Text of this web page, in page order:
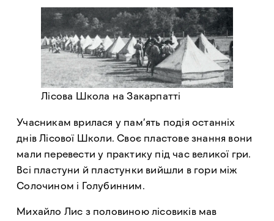
Лісова Школа на Закарпатті
Учасникам врилася у пам’ять подія останніх
днів Лісової Школи. Своє пластове знання вони
мали перевести у практику під час великої гри.
Всі пластуни й пластунки вийшли в гори між
Солочином і Голубинним.
Михайло Лис з половиною лісовиків мав